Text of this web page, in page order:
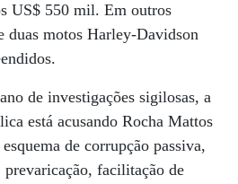
US$ 550 mil. Em outros
duas motos Harley-Davidson
de investigações sigilosas, a
está acusando Rocha Mattos
de corrupção passiva,
facilitação de